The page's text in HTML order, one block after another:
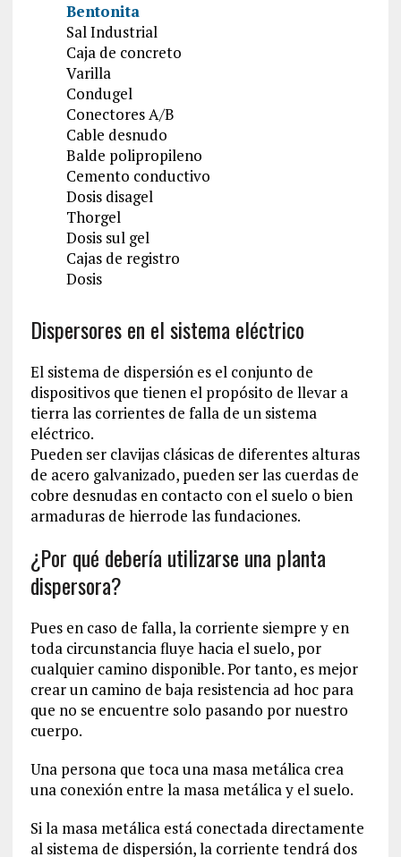
Bentonita
Sal Industrial
Caja de concreto
Varilla
Condugel
Conectores A/B
Cable desnudo
Balde polipropileno
Cemento conductivo
Dosis disagel
Thorgel
Dosis sul gel
Cajas de registro
Dosis
Dispersores en el sistema eléctrico
El sistema de dispersión es el conjunto de
dispositivos que tienen el propósito de llevar a
tierra las corrientes de falla de un sistema
eléctrico.
Pueden ser clavijas clásicas de diferentes alturas
de acero galvanizado, pueden ser las cuerdas de
cobre desnudas en contacto con el suelo o bien
armaduras de hierrode las fundaciones.
¿Por qué debería utilizarse una planta
dispersora?
Pues en caso de falla, la corriente siempre y en
toda circunstancia fluye hacia el suelo, por
cualquier camino disponible. Por tanto, es mejor
crear un camino de baja resistencia ad hoc para
que no se encuentre solo pasando por nuestro
cuerpo.
Una persona que toca una masa metálica crea
una conexión entre la masa metálica y el suelo.
Si la masa metálica está conectada directamente
al sistema de dispersión, la corriente tendrá dos